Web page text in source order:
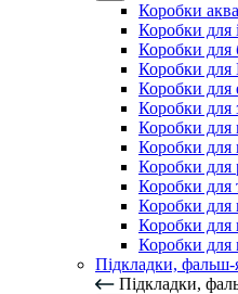
Коробки
Коробки для
Коробки для
Коробки для
Коробки для
Коробки для
Коробки для
Коробки для
Коробки для
Коробки для
Коробки для
Коробки для
Коробки для
Підкладки, фальш-
Підкладки,